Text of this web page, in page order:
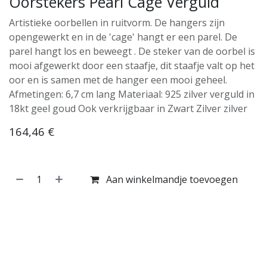
Artistieke oorbellen in ruitvorm. De hangers zijn
opengewerkt en in de 'cage' hangt er een parel. De
parel hangt los en beweegt . De steker van de oorbel is
mooi afgewerkt door een staafje, dit staafje valt op het
oor en is samen met de hanger een mooi geheel.
Afmetingen: 6,7 cm lang Materiaal: 925 zilver verguld in
18kt geel goud Ook verkrijgbaar in Zwart Zilver zilver
164,46 €
Aan winkelmandje toevoegen